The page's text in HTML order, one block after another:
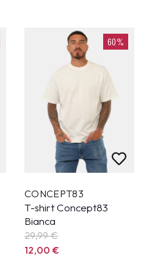
60%
CONCEPT83
T-shirt Concept83
Bianca
29,99€
12,00€